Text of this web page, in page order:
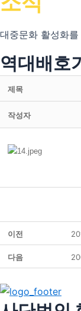
대중문화 활성화
역대배호
제목
작성자
이전
다음